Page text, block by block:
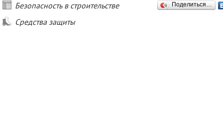
Безопасность в строительстве
Средства защиты
Поделиться…